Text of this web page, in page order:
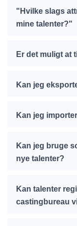
"Hvilke slags
mine talenter?"
Er det muligt at
Kan jeg
Kan jeg
Kan jeg bruge
nye talenter?
Kan talenter
castingbureau